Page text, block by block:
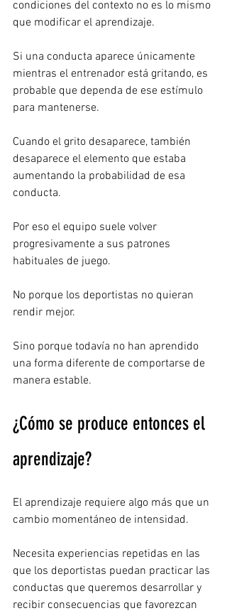
condiciones del contexto no es lo mismo
que modificar el aprendizaje.
Si una conducta aparece únicamente
mientras el entrenador está gritando, es
probable que dependa de ese estímulo
para mantenerse.
Cuando el grito desaparece, también
desaparece el elemento que estaba
aumentando la probabilidad de esa
conducta.
Por eso el equipo suele volver
progresivamente a sus patrones
habituales de juego.
No porque los deportistas no quieran
rendir mejor.
Sino porque todavía no han aprendido
una forma diferente de comportarse de
manera estable.
¿Cómo se produce entonces el
aprendizaje?
El aprendizaje requiere algo más que un
cambio momentáneo de intensidad.
Necesita experiencias repetidas en las
que los deportistas puedan practicar las
conductas que queremos desarrollar y
recibir consecuencias que favorezcan